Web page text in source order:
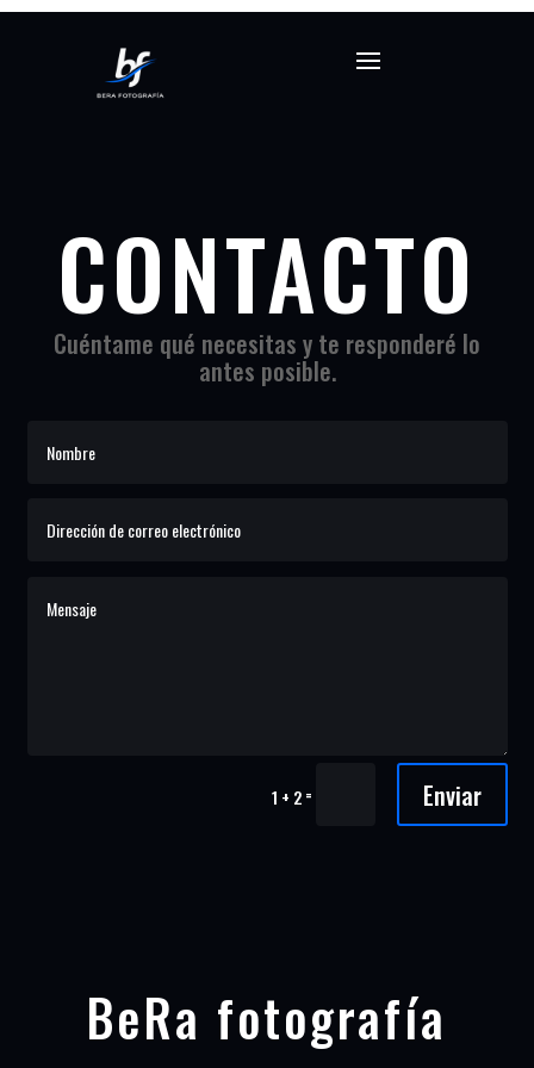
CONTACTO
Cuéntame qué necesitas y te responderé lo
antes posible.
1 + 2= Enviar
BeRa fotografía